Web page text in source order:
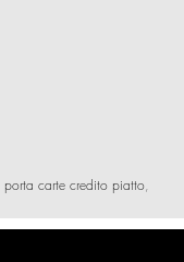
porta carte credito piatto,